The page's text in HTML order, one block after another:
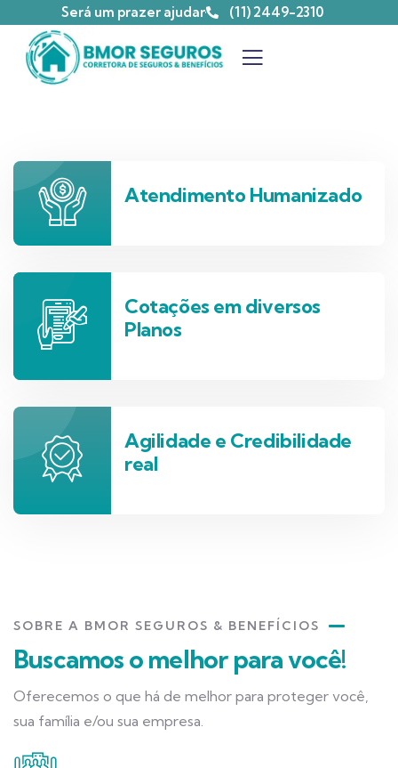
Será um prazer ajudar (11) 2449-2310
Atendimento Humanizado
Cotações em diversos
Planos
Agilidade e Credibilidade
real
SOBRE A BMOR SEGUROS & BENEFÍCIOS
Buscamos o melhor para você!
Oferecemos o que há de melhor para proteger você,
sua família e/ou sua empresa.